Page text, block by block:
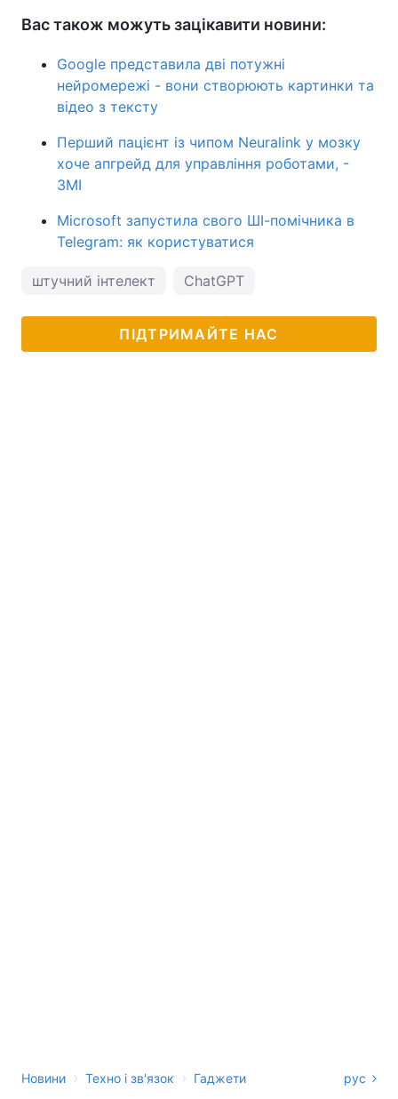
Вас також можуть зацікавити новини:
Google представила дві потужні
нейромережі - вони створюють картинки та
відео з тексту
Перший пацієнт із чипом Neuralink у мозку
хоче апгрейд для управління роботами, -
ЗМІ
Microsoft запустила свого ШІ-помічника в
Telegram: як користуватися
штучний інтелект ChatGPT
ПІДТРИМАЙТЕ НАС
Новини › Техно і зв'язок › Гаджети рус